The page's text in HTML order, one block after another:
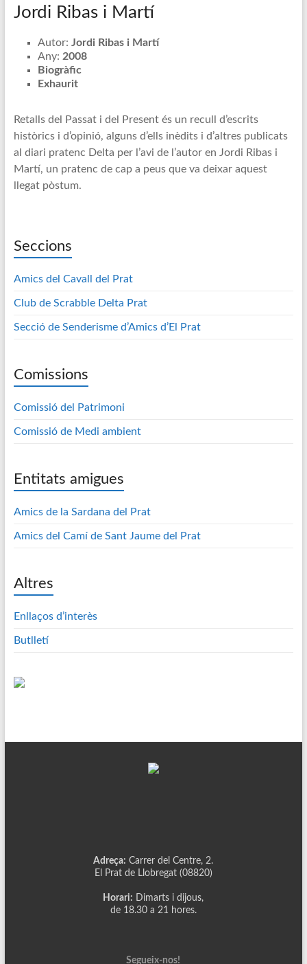
Jordi Ribas i Martí
Autor: Jordi Ribas i Martí
Any: 2008
Biogràfic
Exhaurit
Retalls del Passat i del Present és un recull d’escrits
històrics i d’opinió, alguns d’ells inèdits i d’altres publicats
al diari pratenc Delta per l’avi de l’autor en Jordi Ribas i
Martí, un pratenc de cap a peus que va deixar aquest
llegat pòstum.
Seccions
Amics del Cavall del Prat
Club de Scrabble Delta Prat
Secció de Senderisme d’Amics d’El Prat
Comissions
Comissió del Patrimoni
Comissió de Medi ambient
Entitats amigues
Amics de la Sardana del Prat
Amics del Camí de Sant Jaume del Prat
Altres
Enllaços d’interès
Butlletí
Adreça: Carrer del Centre, 2.
El Prat de Llobregat (08820)
Horari: Dimarts i dijous,
de 18.30 a 21 hores.
Segueix-nos!